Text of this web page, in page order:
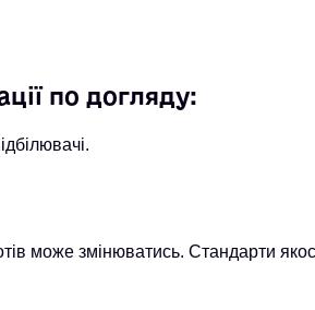
по догляду:
може змінюватись. Стандарти